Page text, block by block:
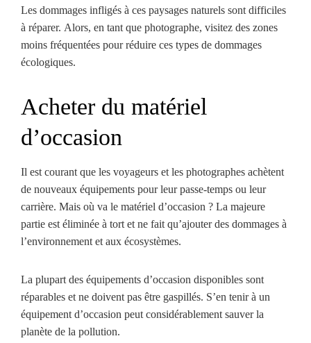
Les dommages infligés à ces paysages naturels sont difficiles
à réparer. Alors, en tant que photographe, visitez des zones
moins fréquentées pour réduire ces types de dommages
écologiques.
Acheter du matériel
d’occasion
Il est courant que les voyageurs et les photographes achètent
de nouveaux équipements pour leur passe-temps ou leur
carrière. Mais où va le matériel d’occasion ? La majeure
partie est éliminée à tort et ne fait qu’ajouter des dommages à
l’environnement et aux écosystèmes.
La plupart des équipements d’occasion disponibles sont
réparables et ne doivent pas être gaspillés. S’en tenir à un
équipement d’occasion peut considérablement sauver la
planète de la pollution.